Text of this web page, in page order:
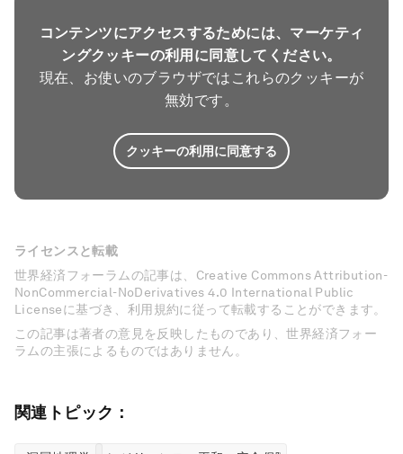
コンテンツにアクセスするためには、マーケティ
ングクッキーの利用に同意してください。
現在、お使いのブラウザではこれらのクッキーが
無効です。
クッキーの利用に同意する
ライセンスと転載
世界経済フォーラムの記事は、Creative Commons Attribution-
NonCommercial-NoDerivatives 4.0 International Public
Licenseに基づき、利用規約に従って転載することができます。
この記事は著者の意見を反映したものであり、世界経済フォー
ラムの主張によるものではありません。
関連トピック：